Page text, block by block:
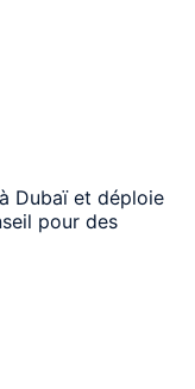
Dubaï et déploie
pour des